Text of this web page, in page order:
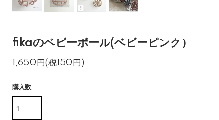
fikaのベビーボール(ベビーピンク）
1,650円(税150円)
購入数